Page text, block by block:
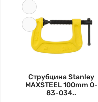
Струбцина Stanley
MAXSTEEL 100mm 0-
83-034..